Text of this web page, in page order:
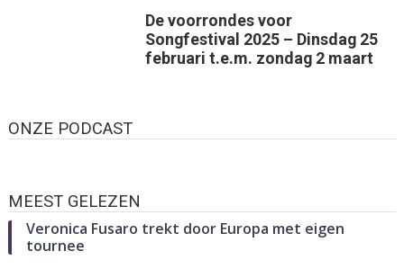
De voorrondes voor
Songfestival 2025 – Dinsdag 25
februari t.e.m. zondag 2 maart
ONZE PODCAST
MEEST GELEZEN
Veronica Fusaro trekt door Europa met eigen
tournee